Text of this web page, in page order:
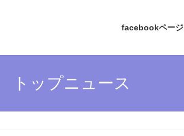
facebookページ
トップニュース